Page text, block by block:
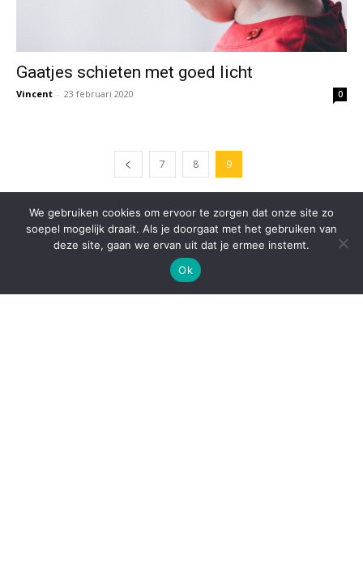
Gaatjes schieten met goed licht
Vincent - 23 februari 2020 0
7 8 9
We gebruiken cookies om ervoor te zorgen dat onze site zo
soepel mogelijk draait. Als je doorgaat met het gebruiken van
deze site, gaan we ervan uit dat je ermee instemt.
Ok